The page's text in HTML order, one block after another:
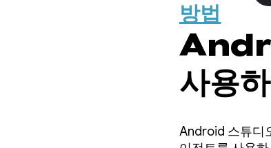
방법
사용
게 빌
Android 스튜디